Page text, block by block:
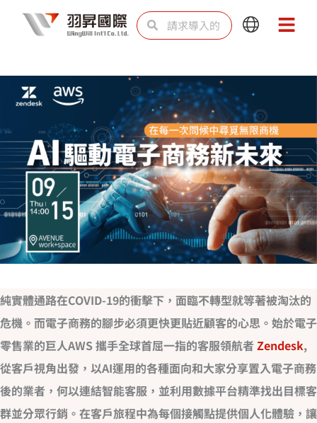
容
SearchSearch
Main
Main
純實體通路在COVID-19的衝擊下，面臨不轉型就等著被淘汰的
危機。而電子商務的腳步必須更快更貼近顧客的心思。始於電子
零售業的巨人AWS 攜手全球首屈一指的客服領航者Zendesk,
從客戶視角出發，以AI運用的各種面向和大家分享置入電子商務
後的業者，何以連結智能客服，並利用數據平台精準找出目標客
群並分眾行銷。在客戶旅程中為每個接觸點提供個人化體驗，讓